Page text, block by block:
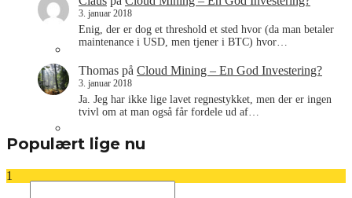
Annoncering
3. januar 2018
Enig, der er dog et threshold et sted hvor (da man betaler
maintenance i USD, men tjener i BTC) hvor…
Thomas på Cloud Mining – En God Investering?
3. januar 2018
Ja. Jeg har ikke lige lavet regnestykket, men der er ingen
tvivl om at man også får fordele ud af…
Populært lige nu
1